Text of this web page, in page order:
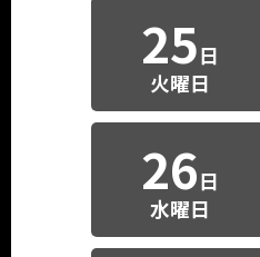
25日
火曜日
26日
水曜日